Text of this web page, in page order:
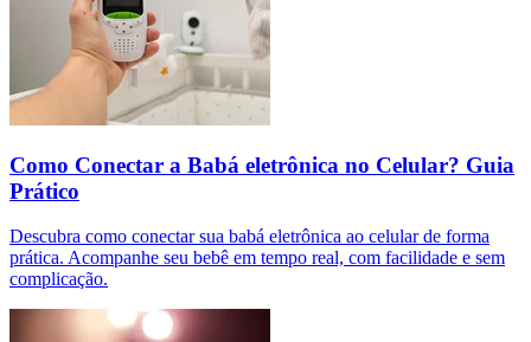
Como Conectar a Babá eletrônica no Celular? Guia
Prático
Descubra como conectar sua babá eletrônica ao celular de forma
prática. Acompanhe seu bebê em tempo real, com facilidade e sem
complicação.